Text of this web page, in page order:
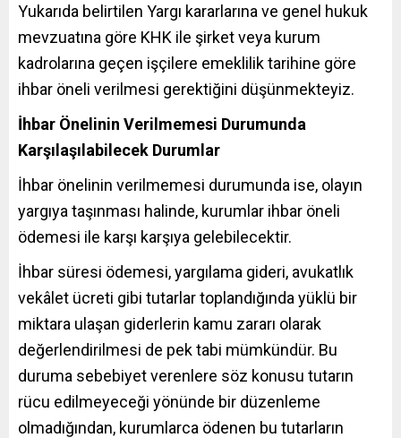
Yukarıda belirtilen Yargı kararlarına ve genel hukuk
mevzuatına göre KHK ile şirket veya kurum
kadrolarına geçen işçilere emeklilik tarihine göre
ihbar öneli verilmesi gerektiğini düşünmekteyiz.
İhbar Önelinin Verilmemesi Durumunda
Karşılaşılabilecek Durumlar
İhbar önelinin verilmemesi durumunda ise, olayın
yargıya taşınması halinde, kurumlar ihbar öneli
ödemesi ile karşı karşıya gelebilecektir.
İhbar süresi ödemesi, yargılama gideri, avukatlık
vekâlet ücreti gibi tutarlar toplandığında yüklü bir
miktara ulaşan giderlerin kamu zararı olarak
değerlendirilmesi de pek tabi mümkündür. Bu
duruma sebebiyet verenlere söz konusu tutarın
rücu edilmeyeceği yönünde bir düzenleme
olmadığından, kurumlarca ödenen bu tutarların